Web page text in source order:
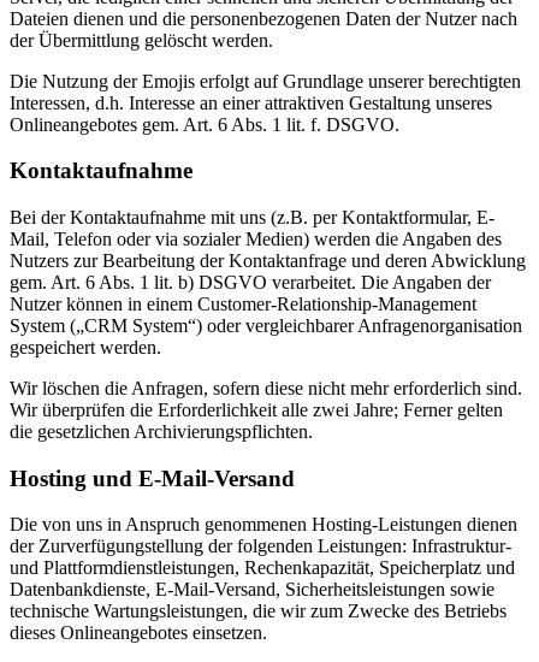
Dateien dienen und die personenbezogenen Daten der Nutzer nach
der Übermittlung gelöscht werden.
Die Nutzung der Emojis erfolgt auf Grundlage unserer berechtigten
Interessen, d.h. Interesse an einer attraktiven Gestaltung unseres
Onlineangebotes gem. Art. 6 Abs. 1 lit. f. DSGVO.
Kontaktaufnahme
Bei der Kontaktaufnahme mit uns (z.B. per Kontaktformular, E-
Mail, Telefon oder via sozialer Medien) werden die Angaben des
Nutzers zur Bearbeitung der Kontaktanfrage und deren Abwicklung
gem. Art. 6 Abs. 1 lit. b) DSGVO verarbeitet. Die Angaben der
Nutzer können in einem Customer-Relationship-Management
System („CRM System“) oder vergleichbarer Anfragenorganisation
gespeichert werden.
Wir löschen die Anfragen, sofern diese nicht mehr erforderlich sind.
Wir überprüfen die Erforderlichkeit alle zwei Jahre; Ferner gelten
die gesetzlichen Archivierungspflichten.
Hosting und E-Mail-Versand
Die von uns in Anspruch genommenen Hosting-Leistungen dienen
der Zurverfügungstellung der folgenden Leistungen: Infrastruktur-
und Plattformdienstleistungen, Rechenkapazität, Speicherplatz und
Datenbankdienste, E-Mail-Versand, Sicherheitsleistungen sowie
technische Wartungsleistungen, die wir zum Zwecke des Betriebs
dieses Onlineangebotes einsetzen.